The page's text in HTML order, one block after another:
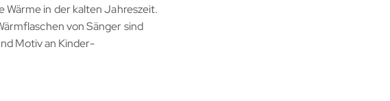
in der kalten Jahreszeit.
von Sänger sind
Motiv an Kinder-